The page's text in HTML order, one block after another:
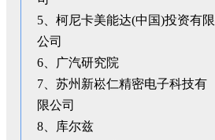
5、柯尼卡美能达(中国)投资有限
公司
6、广汽研究院
7、苏州新崧仁精密电子科技有
限公司
8、库尔兹